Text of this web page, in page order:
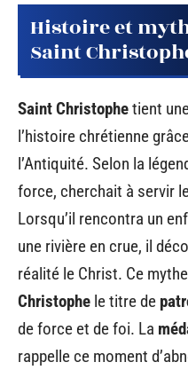
Histoire et
Saint
Saint Christophetient
l’histoire chrétienne
l’Antiquité. Selon la
force, cherchait à servir
Lorsqu’il rencontra un
une rivière en crue, il
réalité le Christ. Ce
Christophe le titre de
de force et de foi. La
rappelle ce moment